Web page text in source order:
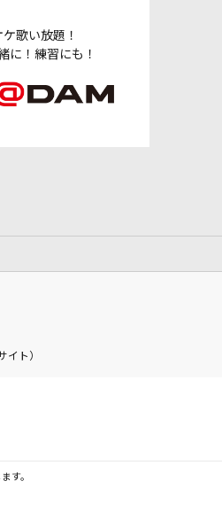
歌い放題！
に！練習にも！
イト）
す。